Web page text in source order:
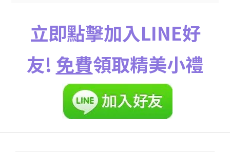
立即點擊加入LINE好
友! 免費領取精美小禮